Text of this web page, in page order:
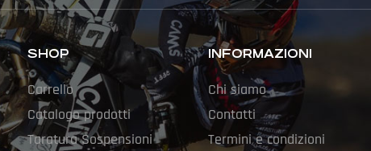
SHOP
Carrello
Catalogo prodotti
Taratura Sospensioni
INFORMAZIONI
Chi siamo
Contatti
Termini e condizioni